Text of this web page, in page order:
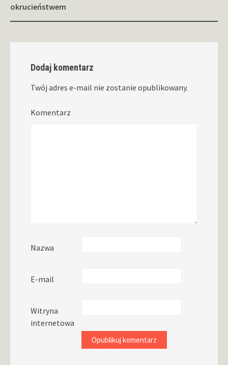
okrucieństwem
Dodaj komentarz
Twój adres e-mail nie zostanie opublikowany.
Komentarz
Nazwa
E-mail
Witryna
internetowa